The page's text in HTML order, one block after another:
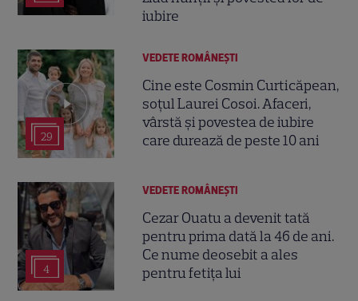
iubire
29
VEDETE ROMÂNEŞTI
Cine este Cosmin Curticăpean,
soțul Laurei Cosoi. Afaceri,
vârstă și povestea de iubire
care durează de peste 10 ani
4
VEDETE ROMÂNEŞTI
Cezar Ouatu a devenit tată
pentru prima dată la 46 de ani.
Ce nume deosebit a ales
pentru fetița lui